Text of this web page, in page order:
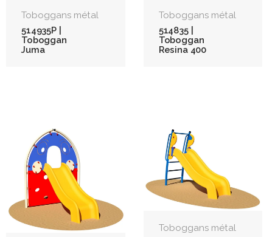
Toboggans métal
514935P |
Toboggan
Juma
Toboggans métal
514835 |
Toboggan
Resina 400
Toboggans métal